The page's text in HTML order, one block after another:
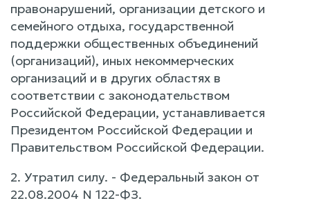
правонарушений, организации детского и
семейного отдыха, государственной
поддержки общественных объединений
(организаций), иных некоммерческих
организаций и в других областях в
соответствии с законодательством
Российской Федерации, устанавливается
Президентом Российской Федерации и
Правительством Российской Федерации.
2. Утратил силу. - Федеральный закон от
22.08.2004 N 122-ФЗ.